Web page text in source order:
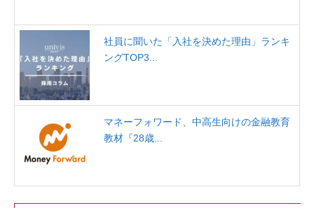
社員に聞いた「入社を決めた理由」ランキ
ングTOP3...
マネーフォワード、中高生向けの金融教育
教材『28歳...